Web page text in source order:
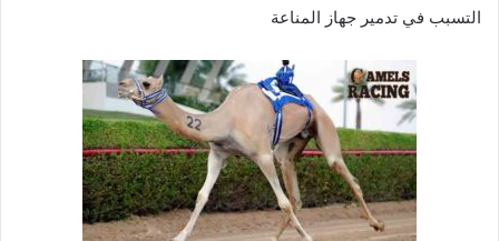
التسبب في تدمير جهاز المناعة